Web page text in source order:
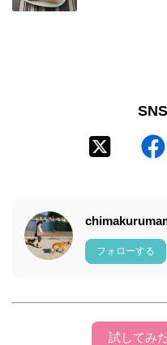
フォローする
試してみ